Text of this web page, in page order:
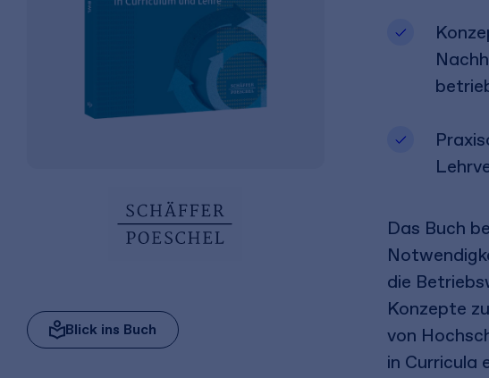
Blick ins Buch
Das Buch
die
Konzepte
von
in Curricula